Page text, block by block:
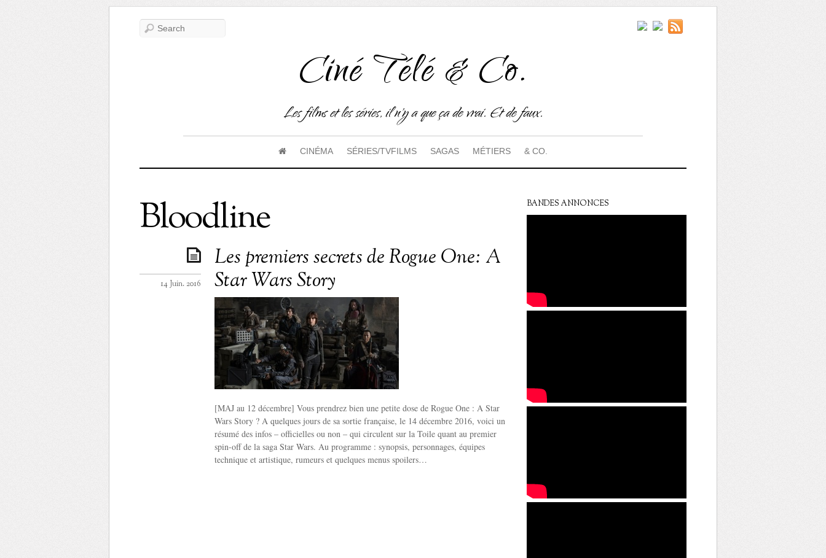
Ciné Télé & Co.
Les films et les séries, il n'y a que ça de vrai. Et de faux.
CINÉMA SÉRIES/TVFILMS SAGAS MÉTIERS & CO.
Bloodline
Les premiers secrets de Rogue One: A
Star Wars Story
14 Juin. 2016
[MAJ au 12 décembre] Vous prendrez bien une petite dose de Rogue One : A Star
Wars Story ? A quelques jours de sa sortie française, le 14 décembre 2016, voici un
résumé des infos – officielles ou non – qui circulent sur la Toile quant au premier
spin-off de la saga Star Wars. Au programme : synopsis, personnages, équipes
technique et artistique, rumeurs et quelques menus spoilers…
BANDES ANNONCES